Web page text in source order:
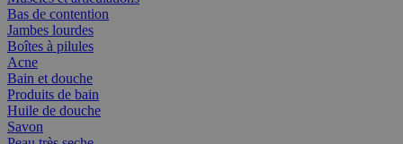
Bas de contention
Jambes lourdes
Boîtes à pilules
Acne
Bain et douche
Produits de bain
Huile de douche
Savon